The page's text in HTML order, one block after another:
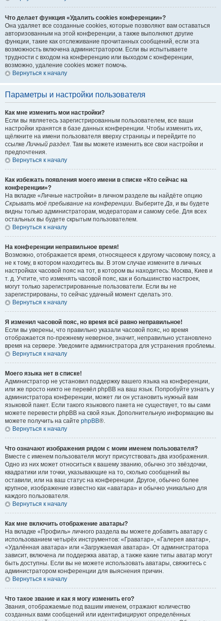
Что делает функция «Удалить cookies конференции»?
Она удаляет все созданные cookies, которые позволяют вам оставаться
авторизованным на этой конференции, а также выполняют другие
функции, такие как отслеживание прочитанных сообщений, если эта
возможность включена администратором. Если вы испытываете
трудности с входом на конференцию или выходом с конференции,
возможно, удаление cookies может помочь.
Вернуться к началу
Параметры и настройки пользователя
Как мне изменить мои настройки?
Если вы являетесь зарегистрированным пользователем, все ваши
настройки хранятся в базе данных конференции. Чтобы изменить их,
щёлкните на имени пользователя вверху страницы и перейдите по
ссылкеЛичный раздел. Там вы можете изменить все свои настройки и
предпочтения.
Вернуться к началу
Как избежать появления моего имени в списке «Кто сейчас на
конференции»?
На вкладке «Личные настройки» в личном разделе вы найдёте опцию
Скрывать моё пребывание на конференции. ВыберитеДа, и вы будете
видны только администраторам, модераторам и самому себе. Для всех
остальных вы будете скрытым пользователем.
Вернуться к началу
На конференции неправильное время!
Возможно, отображается время, относящееся к другому часовому поясу, а
не к тому, в котором находитесь вы. В этом случае измените в личных
настройках часовой пояс на тот, в котором вы находитесь: Москва, Киев и
т. д. Учтите, что изменять часовой пояс, как и большинство настроек,
могут только зарегистрированные пользователи. Если вы не
зарегистрированы, то сейчас удачный момент сделать это.
Вернуться к началу
Я изменил часовой пояс, но время всё равно неправильное!
Если вы уверены, что правильно указали часовой пояс, но время
отображается по-прежнему неверное, значит, неправильно установлено
время на сервере. Уведомите администратора для устранения проблемы.
Вернуться к началу
Моего языка нет в списке!
Администратор не установил поддержку вашего языка на конференции,
или же просто никто не перевёл phpBB на ваш язык. Попробуйте узнать у
администратора конференции, может ли он установить нужный вам
языковой пакет. Если такого языкового пакета не существует, то вы сами
можете перевести phpBB на свой язык. Дополнительную информацию вы
можете получить на сайте phpBB®.
Вернуться к началу
Что означают изображения рядом с моим именем пользователя?
Вместе с именем пользователя могут присутствовать два изображения.
Одно из них может относиться к вашему званию, обычно это звёздочки,
квадратики или точки, указывающие на то, сколько сообщений вы
оставили, или на ваш статус на конференции. Другое, обычно более
крупное, изображение известно как «аватара» и обычно уникально для
каждого пользователя.
Вернуться к началу
Как мне включить отображение аватары?
На вкладке «Профиль» личного раздела вы можете добавить аватару с
использованием четырёх инструментов: «Граватар», «Галерея аватар»,
«Удалённая аватара» или «Загружаемая аватара». От администратора
зависит, включена ли поддержка аватар, а также какие типы аватар могут
быть доступны. Если вы не можете использовать аватары, свяжитесь с
администратором конференции для выяснения причин.
Вернуться к началу
Что такое звание и как я могу изменить его?
Звания, отображаемые под вашим именем, отражают количество
созданных вами сообщений или идентифицируют определённых